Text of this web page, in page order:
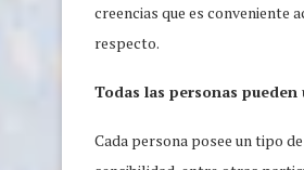
creencias que es conveniente
respecto.
Todas las personas
Cada persona posee un tipo